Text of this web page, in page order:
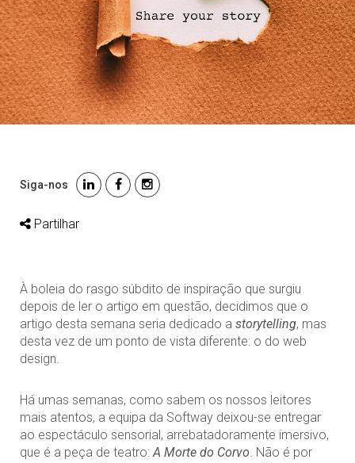
Siga-nos
Partilhar
À boleia do rasgo súbdito de inspiração que surgiu
depois de ler o artigo em questão, decidimos que o
artigo desta semana seria dedicado a storytelling, mas
desta vez de um ponto de vista diferente: o do web
design.
Há umas semanas, como sabem os nossos leitores
mais atentos, a equipa da Softway deixou-se entregar
ao espectáculo sensorial, arrebatadoramente imersivo,
que é a peça de teatro:A Morte do Corvo. Não é por